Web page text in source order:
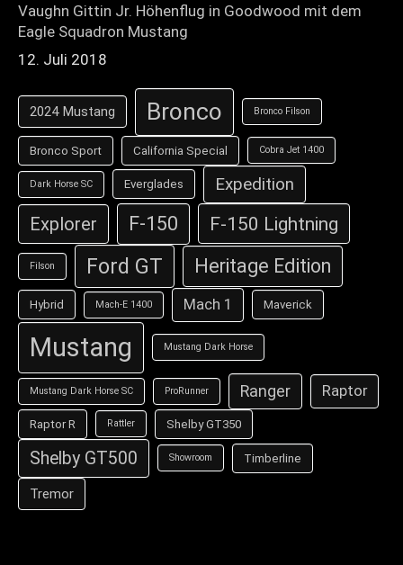
Vaughn Gittin Jr. Höhenflug in Goodwood mit dem
Eagle Squadron Mustang
12. Juli 2018
2024 Mustang Bronco Bronco Filson
Bronco Sport California Special Cobra Jet 1400
Dark Horse SC Everglades Expedition
Explorer F-150 F-150 Lightning
Filson Ford GT Heritage Edition
Hybrid Mach-E 1400 Mach 1 Maverick
Mustang Mustang Dark Horse
Mustang Dark Horse SC ProRunner Ranger Raptor
Raptor R Rattler Shelby GT350
Shelby GT500 Showroom Timberline
Tremor